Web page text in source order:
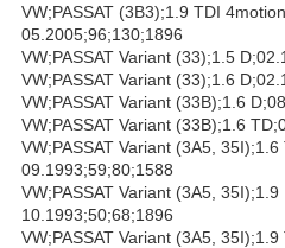
VW;PASSAT (3B3);1.9 TDI
05.2005;96;130;1896
VW;PASSAT Variant (33);1.5
VW;PASSAT Variant (33);1.6
VW;PASSAT Variant (33B);1.6
VW;PASSAT Variant (33B);1.6
VW;PASSAT Variant (3A5,
09.1993;59;80;1588
VW;PASSAT Variant (3A5,
10.1993;50;68;1896
VW;PASSAT Variant (3A5,